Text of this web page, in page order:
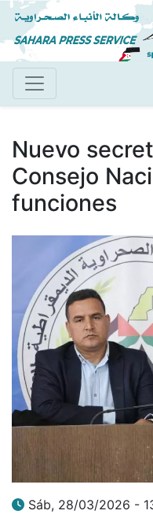
Nuevo
Consejo
funciones
Sáb, 28/03/2026 -